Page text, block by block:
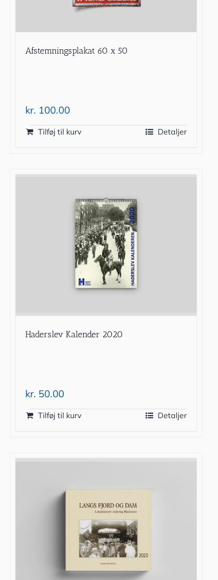
Afstemningsplakat 60 x 50
kr. 100.00
Tilføj til kurv Detaljer
Haderslev Kalender 2020
kr. 50.00
Tilføj til kurv Detaljer